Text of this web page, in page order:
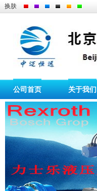
换肤
公司首页 关于我们